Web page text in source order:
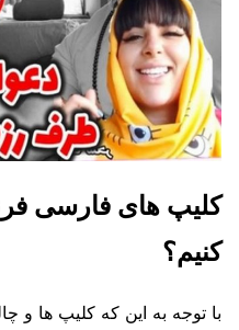
کلیپ های فارسی
کنیم؟
با توجه به این که کلیپ ها و